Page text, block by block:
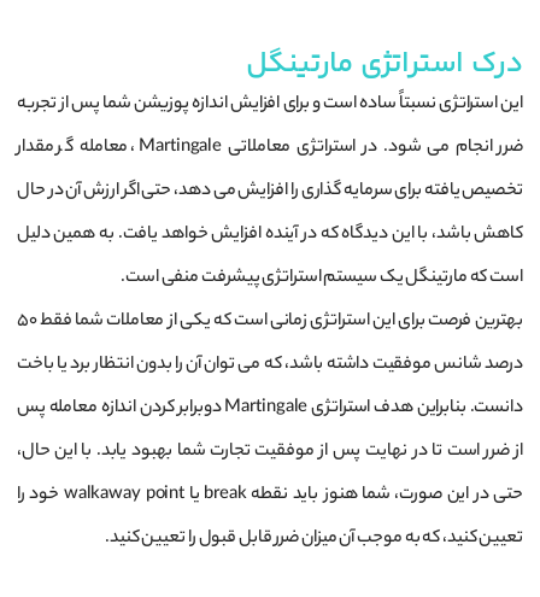
درک استراتژی مارتینگل
این استراتژی نسبتاً ساده است و برای افزایش اندازه پوزیشن شما پس از تجربه
ضرر انجام می شود. در استراتژی معاملاتی Martingale، معامله‌ گر مقدار
تخصیص یافته برای سرمایه‌ گذاری را افزایش می‌ دهد، حتی اگر ارزش آن در حال
کاهش باشد، با این دیدگاه که در آینده افزایش خواهد یافت. به همین دلیل
است که مارتینگل یک سیستم استراتژی پیشرفت منفی است.
بهترین فرصت برای این استراتژی زمانی است که یکی از معاملات شما فقط 50
درصد شانس موفقیت داشته باشد، که می توان آن را بدون انتظار برد یا باخت
دانست. بنابراین هدف استراتژی Martingale دوبرابر کردن اندازه معامله پس
از ضرر است تا در نهایت پس از موفقیت تجارت شما بهبود یابد. با این حال،
حتی در این صورت، شما هنوز باید نقطه break یا walkaway point خود را
تعیین کنید، که به موجب آن میزان ضرر قابل قبول را تعیین کنید.